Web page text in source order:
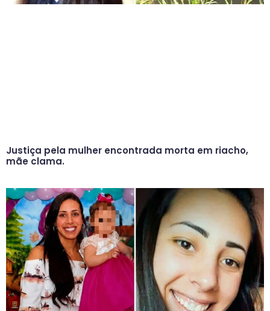
Justiça pela mulher encontrada morta em riacho,
mãe clama.